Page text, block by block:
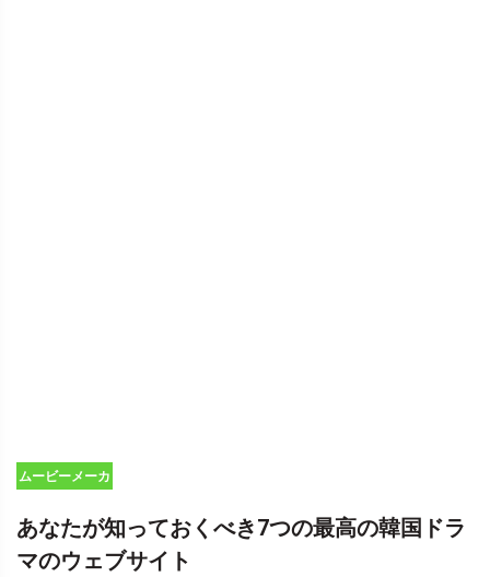
ムービーメーカ
あなたが知っておくべき7つの最高の韓国ドラ
マのウェブサイト